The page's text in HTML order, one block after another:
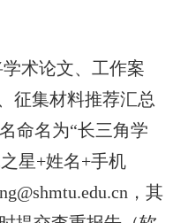
学术论文、工作案
征集材料推荐汇总
名命名为“长三角学
星+姓名+手机
，其